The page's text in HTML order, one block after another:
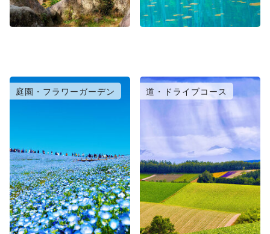
庭園・フラワーガーデン 道・ドライブコース